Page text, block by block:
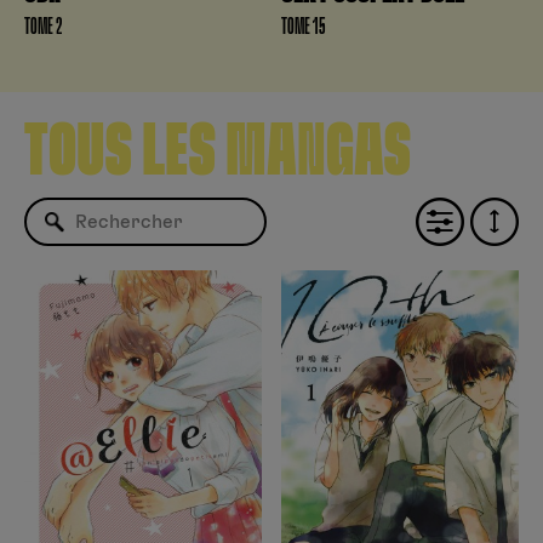
TOME 2 TOME 15
TOUS LES MANGAS
Ayano Kyo
Azusa Mase
Bradley Bond
Bukimi Miki
Byun Byung Jun
Cassou (Loïc)
Chizu Kamikou
Claudia Migliaccio
Collectif
Collectif d'éditeurs du Weekly Shônen Jump
Corinne Quentin
Correia Sara
Cossu (Brice)
Cyril Coppini
Daiki Kobayashi